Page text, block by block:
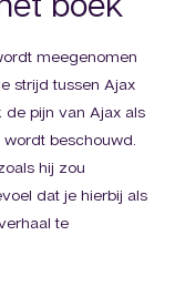
meegenomen
strijd tussen Ajax
de pijn van Ajax als
beschouwd.
hij zou
dat je hierbij als
te